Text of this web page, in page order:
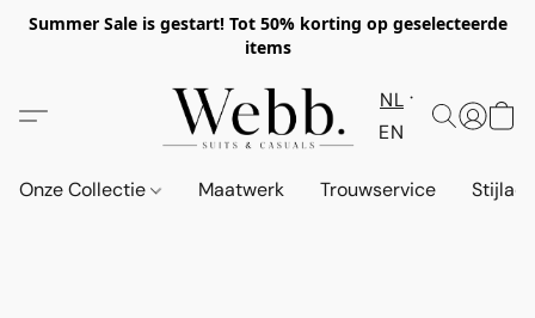
Summer Sale is gestart! Tot 50% korting op geselecteerde
items
NL
EN
Onze Collectie Maatwerk Trouwservice